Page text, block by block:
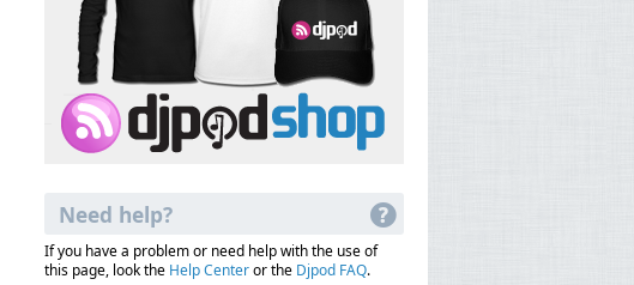
Need help?
If you have a problem or need help with the use of
this page, look the Help Centeror the Djpod FAQ.